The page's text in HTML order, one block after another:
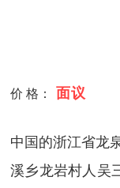
价 格： 面议
中国的浙江省龙
溪乡龙岩村人吴